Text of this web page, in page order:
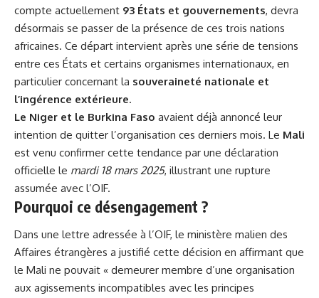
compte actuellement 93 États et gouvernements, devra
désormais se passer de la présence de ces trois nations
africaines. Ce départ intervient après une série de tensions
entre ces États et certains organismes internationaux, en
particulier concernant la souveraineté nationale et
l’ingérence extérieure.
Le Niger et le Burkina Faso avaient déjà annoncé leur
intention de quitter l’organisation ces derniers mois. Le Mali
est venu confirmer cette tendance par une déclaration
officielle le mardi 18 mars 2025, illustrant une rupture
assumée avec l’OIF.
Pourquoi ce désengagement ?
Dans une lettre adressée à l’OIF, le ministère malien des
Affaires étrangères a justifié cette décision en affirmant que
le Mali ne pouvait « demeurer membre d’une organisation
aux agissements incompatibles avec les principes